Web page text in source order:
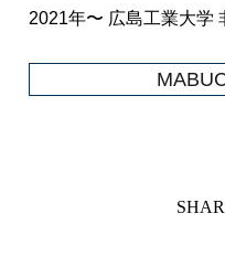
2021年〜 広島工業大学